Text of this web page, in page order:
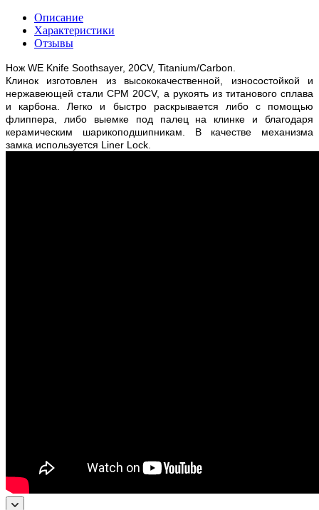
Описание
Характеристики
Отзывы
Нож WE Knife Soothsayer, 20CV, Titanium/Carbon.
Клинок изготовлен из высококачественной, износостойкой и
нержавеющей стали CPM 20CV, а рукоять из титанового сплава
и карбона. Легко и быстро раскрывается либо с помощью
флиппера, либо выемке под палец на клинке и благодаря
керамическим шарикоподшипникам. В качестве механизма
замка используется Liner Lock.